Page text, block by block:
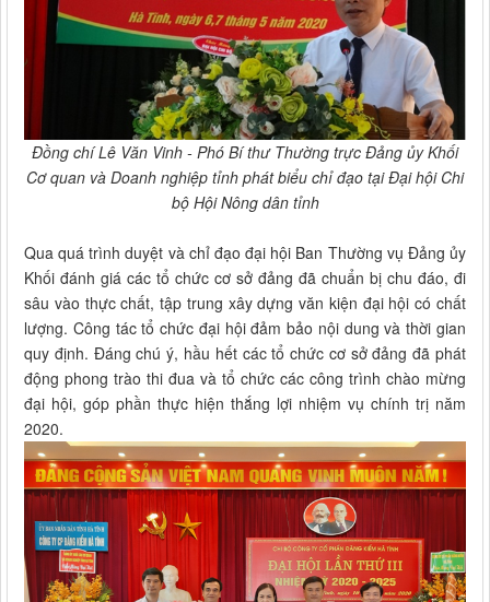
Đồng chí Lê Văn Vinh - Phó Bí thư Thường trực Đảng ủy Khối
Cơ quan và Doanh nghiệp tỉnh phát biểu chỉ đạo tại Đại hội Chi
bộ Hội Nông dân tỉnh
Qua quá trình duyệt và chỉ đạo đại hội Ban Thường vụ Đảng ủy
Khối đánh giá các tổ chức cơ sở đảng đã chuẩn bị chu đáo, đi
sâu vào thực chất, tập trung xây dựng văn kiện đại hội có chất
lượng. Công tác tổ chức đại hội đảm bảo nội dung và thời gian
quy định. Đáng chú ý, hầu hết các tổ chức cơ sở đảng đã phát
động phong trào thi đua và tổ chức các công trình chào mừng
đại hội, góp phần thực hiện thắng lợi nhiệm vụ chính trị năm
2020.